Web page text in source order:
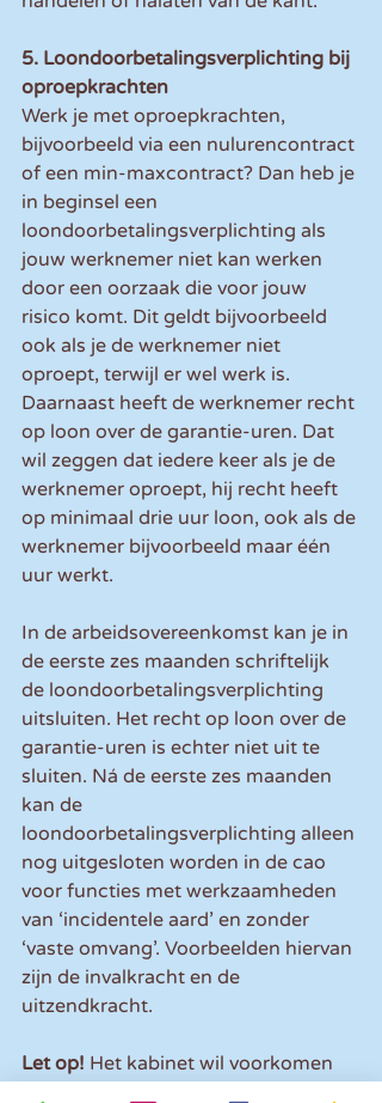
5. Loondoorbetalingsverplichting bij
oproepkrachten
Werk je met oproepkrachten,
bijvoorbeeld via een nulurencontract
of een min-maxcontract? Dan heb je
in beginsel een
loondoorbetalingsverplichting als
jouw werknemer niet kan werken
door een oorzaak die voor jouw
risico komt. Dit geldt bijvoorbeeld
ook als je de werknemer niet
oproept, terwijl er wel werk is.
Daarnaast heeft de werknemer recht
op loon over de garantie-uren. Dat
wil zeggen dat iedere keer als je de
werknemer oproept, hij recht heeft
op minimaal drie uur loon, ook als de
werknemer bijvoorbeeld maar één
uur werkt.
In de arbeidsovereenkomst kan je in
de eerste zes maanden schriftelijk
de loondoorbetalingsverplichting
uitsluiten. Het recht op loon over de
garantie-uren is echter niet uit te
sluiten. Ná de eerste zes maanden
kan de
loondoorbetalingsverplichting alleen
nog uitgesloten worden in de cao
voor functies met werkzaamheden
van ‘incidentele aard’ en zonder
‘vaste omvang’. Voorbeelden hiervan
zijn de invalkracht en de
uitzendkracht.
Let op! Het kabinet wil voorkomen